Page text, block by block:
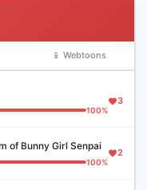
📱 Webtoons
100%
3
of Bunny Girl Senpai
100%
2